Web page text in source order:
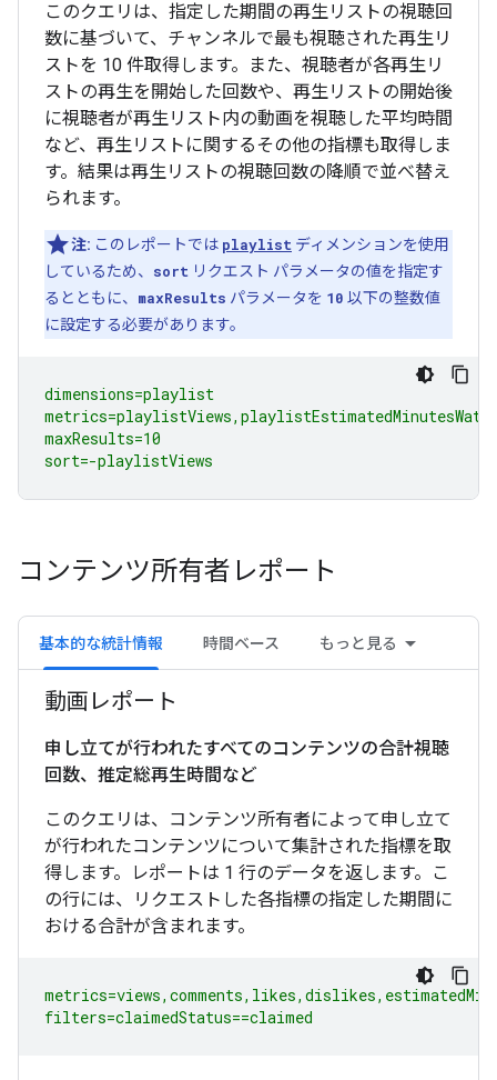
このクエリは、指定した期間の再生リストの視聴回
数に基づいて、チャンネルで最も視聴された再生リ
ストを 10 件取得します。また、視聴者が各再生リ
ストの再生を開始した回数や、再生リストの開始後
に視聴者が再生リスト内の動画を視聴した平均時間
など、再生リストに関するその他の指標も取得しま
す。結果は再生リストの視聴回数の降順で並べ替え
られます。
注: このレポートでは playlist ディメンションを使用
しているため、 sort リクエスト パラメータの値を指定す
るとともに、 maxResults パラメータを 10 以下の整数値
に設定する必要があります。
dimensions=playlist
maxResults=10
sort=-playlistViews
コンテンツ所有者レポート
基本的な統計情報 時間ベース もっと見る
動画レポート
申し立てが行われたすべてのコンテンツの合計視聴
回数、推定総再生時間など
このクエリは、コンテンツ所有者によって申し立て
が行われたコンテンツについて集計された指標を取
得します。レポートは 1 行のデータを返します。こ
の行には、リクエストした各指標の指定した期間に
おける合計が含まれます。
filters=claimedStatus==claimed